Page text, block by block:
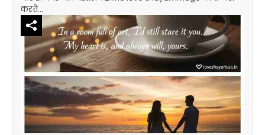
करते…